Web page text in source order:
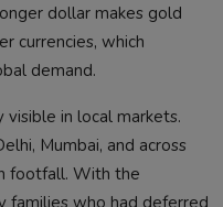
dollar makes gold
currencies, which
demand.
in local markets.
Mumbai, and across
footfall. With the
families who had deferred